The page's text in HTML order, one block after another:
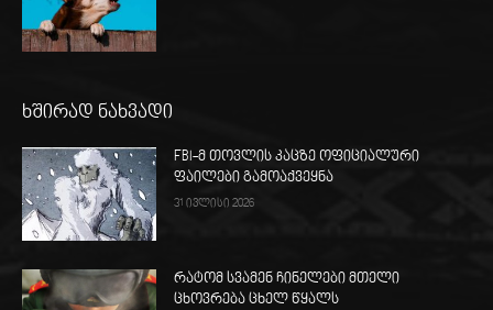
ხშირად ნახვადი
FBI-მ თოვლის კაცზე ოფიციალური
ფაილები გამოაქვეყნა
31 ივლისი 2026
რატომ სვამენ ჩინელები მთელი
ცხოვრება ცხელ წყალს